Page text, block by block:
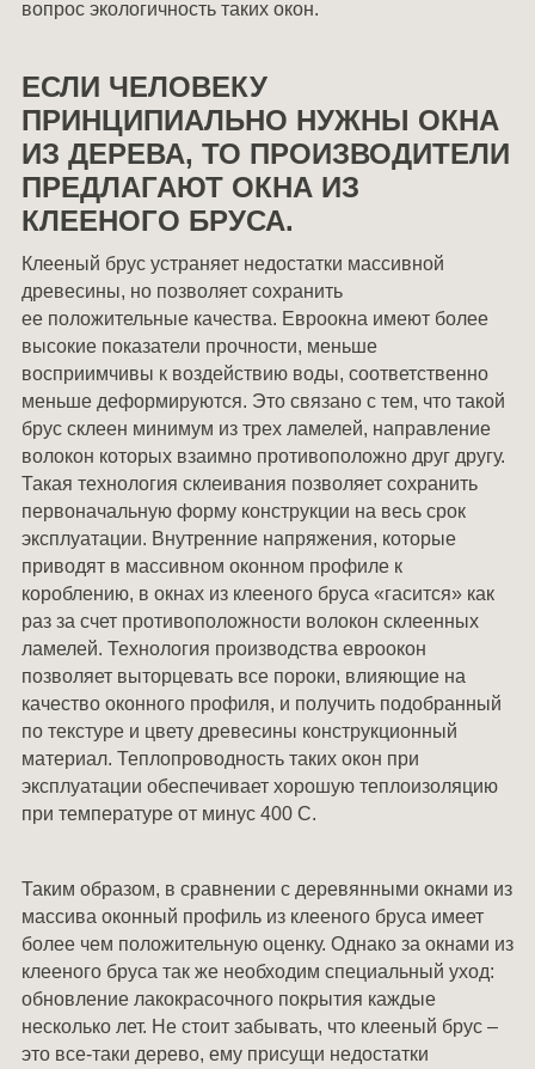
вопрос экологичность таких окон.
ЕСЛИ ЧЕЛОВЕКУ
ПРИНЦИПИАЛЬНО НУЖНЫ ОКНА
ИЗ ДЕРЕВА, ТО ПРОИЗВОДИТЕЛИ
ПРЕДЛАГАЮТ ОКНА ИЗ
КЛЕЕНОГО БРУСА.
Клееный брус устраняет недостатки массивной
древесины, но позволяет сохранить
ее положительные качества. Евроокна имеют более
высокие показатели прочности, меньше
восприимчивы к воздействию воды, соответственно
меньше деформируются. Это связано с тем, что такой
брус склеен минимум из трех ламелей, направление
волокон которых взаимно противоположно друг другу.
Такая технология склеивания позволяет сохранить
первоначальную форму конструкции на весь срок
эксплуатации. Внутренние напряжения, которые
приводят в массивном оконном профиле к
короблению, в окнах из клееного бруса «гасится» как
раз за счет противоположности волокон склеенных
ламелей. Технология производства евроокон
позволяет выторцевать все пороки, влияющие на
качество оконного профиля, и получить подобранный
по текстуре и цвету древесины конструкционный
материал. Теплопроводность таких окон при
эксплуатации обеспечивает хорошую теплоизоляцию
при температуре от минус 400 С.
Таким образом, в сравнении с деревянными окнами из
массива оконный профиль из клееного бруса имеет
более чем положительную оценку. Однако за окнами из
клееного бруса так же необходим специальный уход:
обновление лакокрасочного покрытия каждые
несколько лет. Не стоит забывать, что клееный брус –
это все-таки дерево, ему присущи недостатки